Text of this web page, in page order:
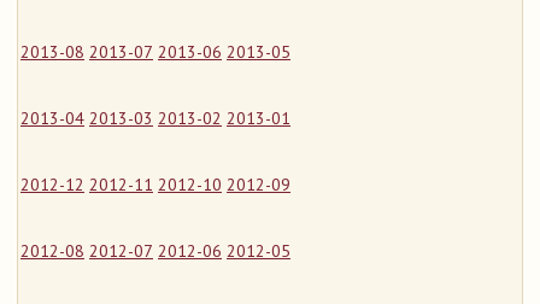
2013-08 2013-07 2013-06 2013-05
2013-04 2013-03 2013-02 2013-01
2012-12 2012-11 2012-10 2012-09
2012-08 2012-07 2012-06 2012-05